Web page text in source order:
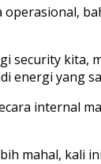
security
energi yang
internal
mahal, kali